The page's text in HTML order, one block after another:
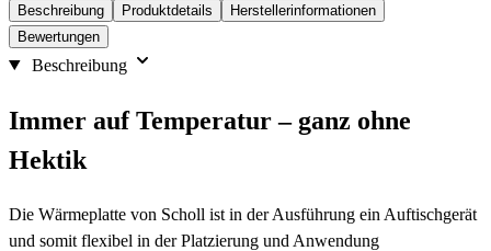
Beschreibung Produktdetails
Herstellerinformationen
Bewertungen
Beschreibung
Immer auf Temperatur – ganz ohne
Hektik
Die Wärmeplatte von Scholl ist in der Ausführung ein Auftischgerät
und somit flexibel in der Platzierung und Anwendung